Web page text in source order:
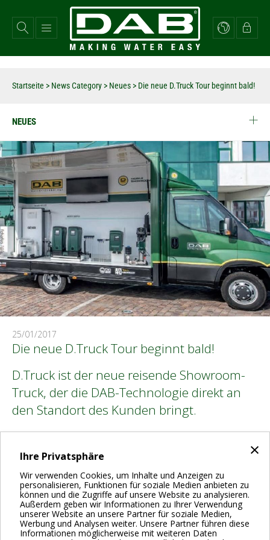
×
Ihre Privatsphäre
Wir verwenden Cookies, um Inhalte und Anzeigen zu
personalisieren, Funktionen für soziale Medien anbieten zu
können und die Zugriffe auf unsere Website zu analysieren.
Außerdem geben wir Informationen zu Ihrer Verwendung
unserer Website an unsere Partner für soziale Medien,
Werbung und Analysen weiter. Unsere Partner führen diese
Informationen möglicherweise mit weiteren Daten
zum
Inhalt
Startseite > News Category > Neues > Die neue D.Truck Tour beginnt bald!
NEUES
25/01/2017
Die neue D.Truck Tour beginnt bald!
D.Truck ist der neue reisende Showroom-
Truck, der die DAB-Technologie direkt an
den Standort des Kunden bringt.
Dank der Demoanlagen an Bord, können
unsere Trainer Sie mit den Produkten
vertraut machen und mit leichter Hand
Einstellungen der Pumpensysteme
durchgehen.
Der D.Truck ist ab Mai 2017 unterwegs.